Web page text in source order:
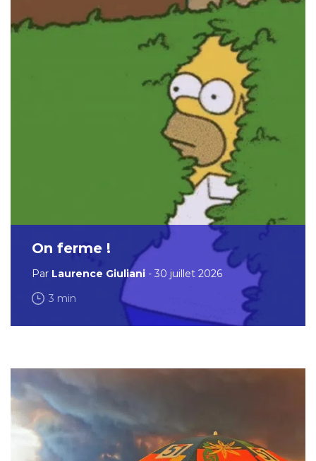
On ferme !
Par Laurence Giuliani - 30 juillet 2026
3 min